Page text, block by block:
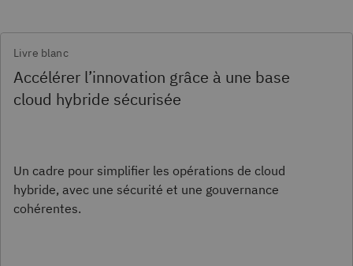
Livre blanc
Accélérer l’innovation grâce à une base
cloud hybride sécurisée
Un cadre pour simplifier les opérations de cloud
hybride, avec une sécurité et une gouvernance
cohérentes.